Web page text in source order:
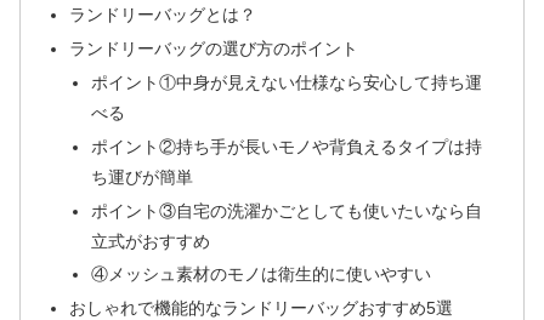
ランドリーバッグとは？
ランドリーバッグの選び方のポイント
ポイント①中身が見えない仕様なら安心して持ち運
べる
ポイント②持ち手が長いモノや背負えるタイプは持
ち運びが簡単
ポイント③自宅の洗濯かごとしても使いたいなら自
立式がおすすめ
④メッシュ素材のモノは衛生的に使いやすい
おしゃれで機能的なランドリーバッグおすすめ5選